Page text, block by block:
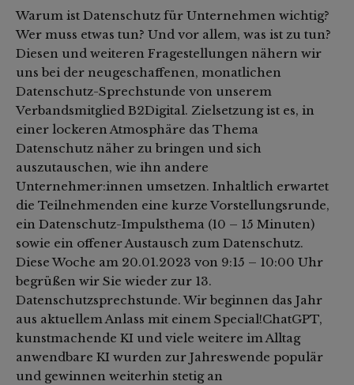
Warum ist Datenschutz für Unternehmen wichtig?
Wer muss etwas tun? Und vor allem, was ist zu tun?
Diesen und weiteren Fragestellungen nähern wir
uns bei der neugeschaffenen, monatlichen
Datenschutz-Sprechstunde von unserem
Verbandsmitglied B2Digital. Zielsetzung ist es, in
einer lockeren Atmosphäre das Thema
Datenschutz näher zu bringen und sich
auszutauschen, wie ihn andere
Unternehmer:innen umsetzen. Inhaltlich erwartet
die Teilnehmenden eine kurze Vorstellungsrunde,
ein Datenschutz-Impulsthema (10 – 15 Minuten)
sowie ein offener Austausch zum Datenschutz.
Diese Woche am 20.01.2023 von 9:15 – 10:00 Uhr
begrüßen wir Sie wieder zur 13.
Datenschutzsprechstunde. Wir beginnen das Jahr
aus aktuellem Anlass mit einem Special!ChatGPT,
kunstmachende KI und viele weitere im Alltag
anwendbare KI wurden zur Jahreswende populär
und gewinnen weiterhin stetig an